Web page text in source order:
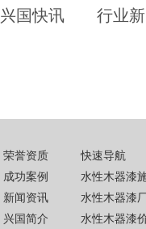
应
着
青
由
两
钟
兴国快讯 行业
荣誉资质
成功案例
新闻资讯
兴国简介
快速导航
水性木器漆
水性木器漆
水性木器漆